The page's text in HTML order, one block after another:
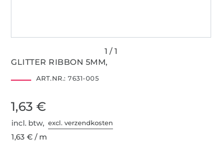
GLITTER RIBBON 5MM,
ART.NR.: 7631-005
1,63 €
incl. btw,excl. verzendkosten
1,63 € / m